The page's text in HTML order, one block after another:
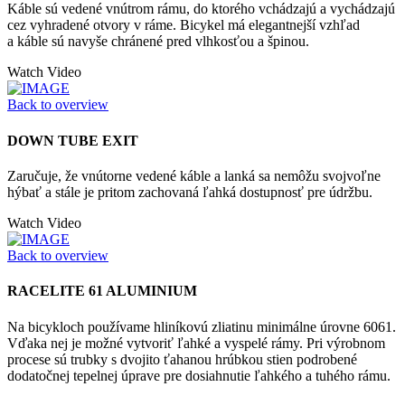
Káble sú vedené vnútrom rámu, do ktorého vchádzajú a vychádzajú
cez vyhradené otvory v ráme. Bicykel má elegantnejší vzhľad
a káble sú navyše chránené pred vlhkosťou a špinou.
Watch Video
Back to overview
DOWN TUBE EXIT
Zaručuje, že vnútorne vedené káble a lanká sa nemôžu svojvoľne
hýbať a stále je pritom zachovaná ľahká dostupnosť pre údržbu.
Watch Video
Back to overview
RACELITE 61 ALUMINIUM
Na bicykloch používame hliníkovú zliatinu minimálne úrovne 6061.
Vďaka nej je možné vytvoriť ľahké a vyspelé rámy. Pri výrobnom
procese sú trubky s dvojito ťahanou hrúbkou stien podrobené
dodatočnej tepelnej úprave pre dosiahnutie ľahkého a tuhého rámu.